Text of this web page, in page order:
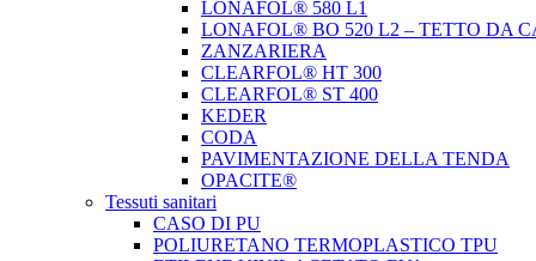
LONAFOL® 580 L1
LONAFOL® BO 520 L2 – TETTO DA
ZANZARIERA
CLEARFOL® HT 300
CLEARFOL® ST 400
KEDER
CODA
PAVIMENTAZIONE DELLA TENDA
OPACITE®
Tessuti sanitari
CASO DI PU
POLIURETANO TERMOPLASTICO TPU